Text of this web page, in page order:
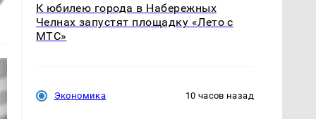
К юбилею города в Набережных
Челнах запустят площадку «Лето с
МТС»
Экономика 10 часов назад